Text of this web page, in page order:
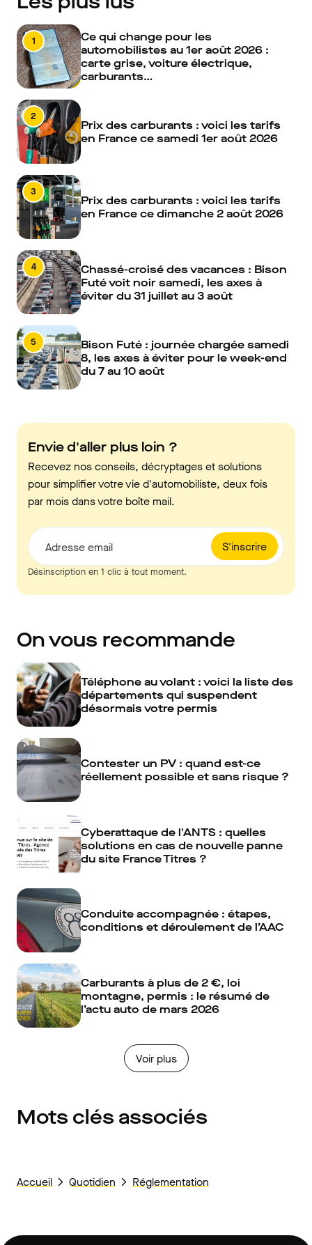
1
Ce qui change pour les
automobilistes au 1er août 2026 :
carte grise, voiture électrique,
carburants…
2
Prix des carburants : voici les tarifs
en France ce samedi 1er août 2026
3
Prix des carburants : voici les tarifs
en France ce dimanche 2 août 2026
4
Chassé-croisé des vacances : Bison
Futé voit noir samedi, les axes à
éviter du 31 juillet au 3 août
5
Bison Futé : journée chargée samedi
8, les axes à éviter pour le week-end
du 7 au 10 août
Envie d'aller plus loin ?
Recevez nos conseils, décryptages et solutions
pour simplifier votre vie d'automobiliste, deux fois
par mois dans votre boîte mail.
S'inscrire
Adresse email
Désinscription en 1 clic à tout moment.
On vous recommande
Téléphone au volant : voici la liste des
départements qui suspendent
désormais votre permis
Contester un PV : quand est-ce
réellement possible et sans risque ?
Cyberattaque de l'ANTS : quelles
solutions en cas de nouvelle panne
du site France Titres ?
Conduite accompagnée : étapes,
conditions et déroulement de l’AAC
Carburants à plus de 2 €, loi
montagne, permis : le résumé de
l’actu auto de mars 2026
Voir plus
Mots clés associés
Accueil Quotidien Réglementation